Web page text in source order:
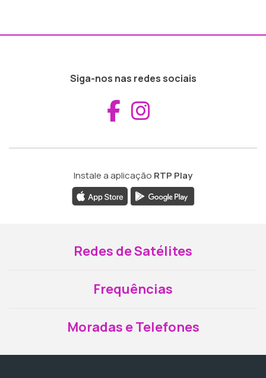
Siga-nos nas redes sociais
Aceder ao
Instale a aplicação RTP Play
Redes de Satélites
Frequências
Moradas e Telefones